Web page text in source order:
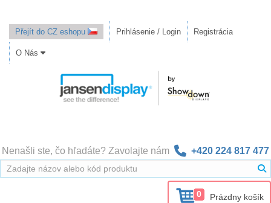
Přejít do CZ eshopu Prihlásenie / Login Registrácia
O Nás
Nenašli ste, čo hľadáte? Zavolajte nám +420 224 817 477
0 Prázdny košík